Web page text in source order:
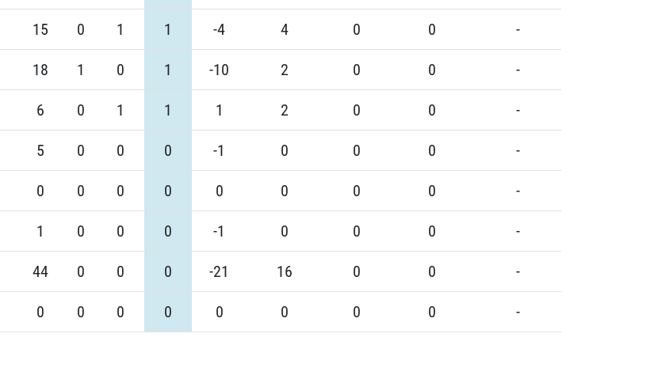
15 0 1 1 -4 4 0 0 -
18 1 0 1 -10 2 0 0 -
6 0 1 1 1 2 0 0 -
5 0 0 0 -1 0 0 0 -
0 0 0 0 0 0 0 0 -
1 0 0 0 -1 0 0 0 -
44 0 0 0 -21 16 0 0 -
0 0 0 0 0 0 0 0 -